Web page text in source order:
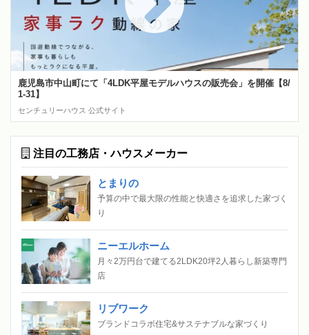
鹿児島市中山町にて「4LDK平屋モデルハウスの販売会」を開催【8/
1-31】
センチュリーハウス 公式サイト
注目の工務店・ハウスメーカー
とまりの
予算の中で最大限の性能と快適さを追求した家づく
り
ニーエルホーム
月々2万円台で建てる2LDK20坪2人暮らし新築専門
店
リブワーク
ブランドコラボ住宅&サステナブルな家づくり